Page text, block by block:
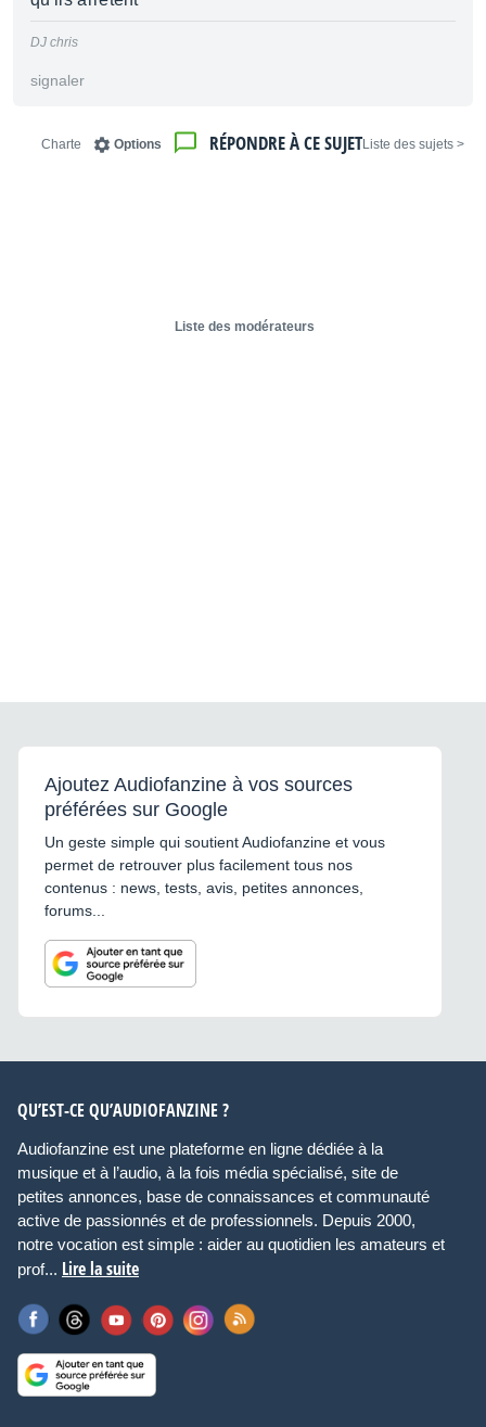
DJ chris
signaler
< Liste des sujets
RÉPONDRE À CE SUJET
Options
Charte
Liste des modérateurs
Ajoutez Audiofanzine à vos sources
préférées sur Google
Un geste simple qui soutient Audiofanzine et vous
permet de retrouver plus facilement tous nos
contenus : news, tests, avis, petites annonces,
forums...
QU’EST-CE QU’AUDIOFANZINE ?
Audiofanzine est une plateforme en ligne dédiée à la
musique et à l’audio, à la fois média spécialisé, site de
petites annonces, base de connaissances et communauté
active de passionnés et de professionnels. Depuis 2000,
notre vocation est simple : aider au quotidien les amateurs et
prof... Lire la suite